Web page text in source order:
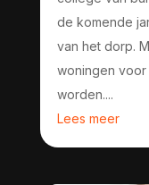
de komende
van het dorp.
woningen
worden....
Lees meer